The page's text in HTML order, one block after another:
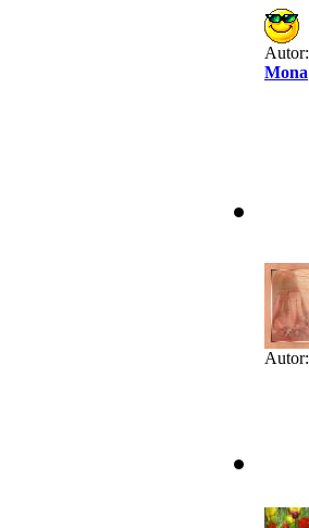
Autor:
Mona
Autor: